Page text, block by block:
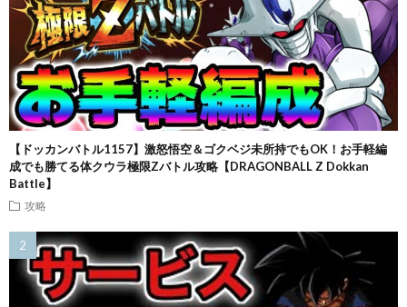
【ドッカンバトル1157】激怒悟空＆ゴクベジ未所持でもOK！お手軽編
成でも勝てる体クウラ極限Zバトル攻略【DRAGONBALL Z Dokkan
Battle】
攻略